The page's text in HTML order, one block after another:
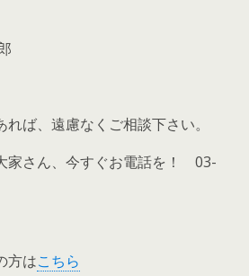
ば、遠慮なくご相談下さい。
家さん、今すぐお電話を！ 03-
方はこちら